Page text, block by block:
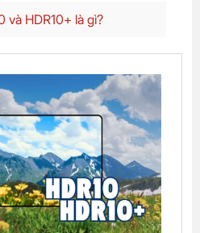
và HDR10+ là gì?